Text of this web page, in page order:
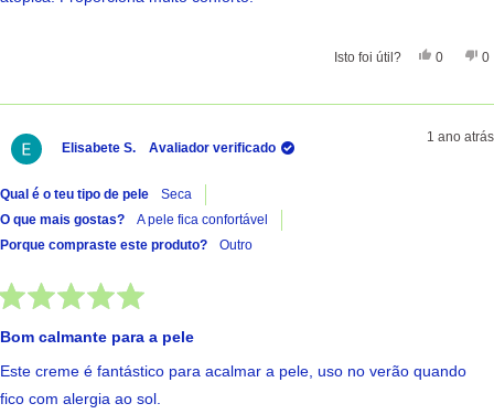
Isto foi útil? Sim,
0 0
Elisabete S. Avaliador verificado
1 ano atrás
Qual é o teu tipo de pele
Seca
O que mais gostas?
A pele fica confortável
Porque compraste este produto?
Outro
Bom calmante para a pele
Este creme é fantástico para acalmar a pele, uso no verão quando
fico com alergia ao sol.